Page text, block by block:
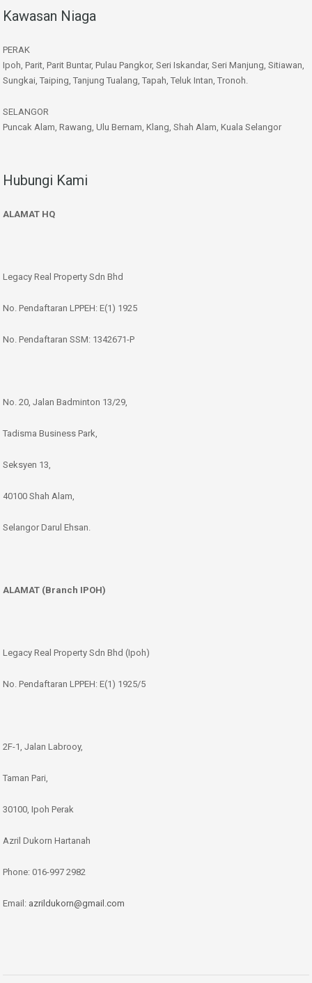
Kawasan Niaga
PERAK
Ipoh, Parit, Parit Buntar, Pulau Pangkor, Seri Iskandar, Seri Manjung, Sitiawan,
Sungkai, Taiping, Tanjung Tualang, Tapah, Teluk Intan, Tronoh.
SELANGOR
Puncak Alam, Rawang, Ulu Bernam, Klang, Shah Alam, Kuala Selangor
Hubungi Kami
ALAMAT HQ
Legacy Real Property Sdn Bhd
No. Pendaftaran LPPEH: E(1) 1925
No. Pendaftaran SSM: 1342671-P
No. 20, Jalan Badminton 13/29,
Tadisma Business Park,
Seksyen 13,
40100 Shah Alam,
Selangor Darul Ehsan.
ALAMAT (Branch IPOH)
Legacy Real Property Sdn Bhd (Ipoh)
No. Pendaftaran LPPEH: E(1) 1925/5
2F-1, Jalan Labrooy,
Taman Pari,
30100, Ipoh Perak
Azril Dukorn Hartanah
Phone: 016-997 2982
Email: azrildukorn@gmail.com